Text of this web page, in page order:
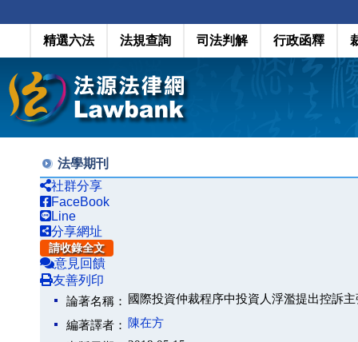
精選六法 法規查詢 司法判解 行政函釋
法學期刊
社群分享
FaceBook
Line
分享網址
請收錄全文
意見回饋
友善列印
論著名稱： 國際投資仲裁程序中投資人浮濫提出控訴
編著譯者：
陳在方